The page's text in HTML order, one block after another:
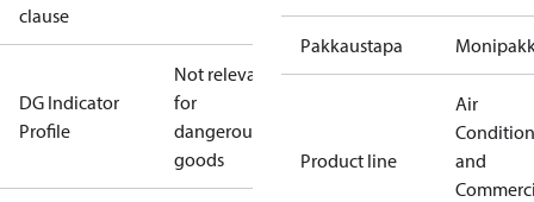
clause
DG Indicator
Profile
Not relevant
for
dangerous
goods
Pakkaustapa
Product line
Air
and